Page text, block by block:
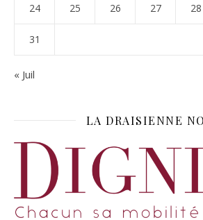
24 25 26 27 28
31
« Juil
LA DRAISIENNE